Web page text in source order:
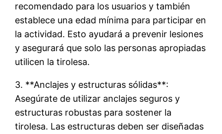
recomendado para los usuarios y también
establece una edad mínima para participar en
la actividad. Esto ayudará a prevenir lesiones
y asegurará que solo las personas apropiadas
utilicen la tirolesa.
3. **Anclajes y estructuras sólidas**:
Asegúrate de utilizar anclajes seguros y
estructuras robustas para sostener la
tirolesa. Las estructuras deben ser diseñadas